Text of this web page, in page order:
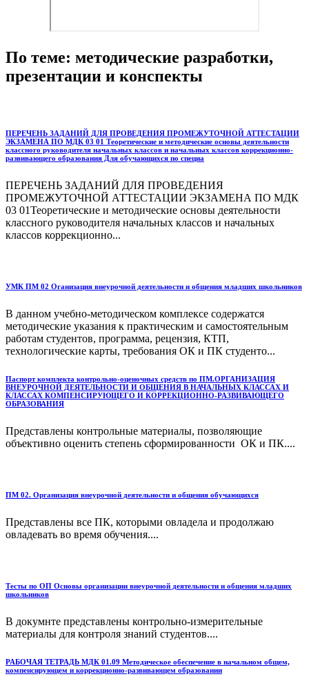
По теме: методические разработки,
презентации и конспекты
ПЕРЕЧЕНЬ ЗАДАНИЙ ДЛЯ ПРОВЕДЕНИЯ ПРОМЕЖУТОЧНОЙ АТТЕСТАЦИИ
ЭКЗАМЕНА ПО МДК 03 01 Теоретические и методические основы деятельности
классного руководителя начальных классов и начальных классов коррекционно-
развивающего образования Для обучающихся по специа
ПЕРЕЧЕНЬ ЗАДАНИЙ ДЛЯ ПРОВЕДЕНИЯ
ПРОМЕЖУТОЧНОЙ АТТЕСТАЦИИ ЭКЗАМЕНА ПО МДК
03 01Теоретические и методические основы деятельности
классного руководителя начальных классов и начальных
классов коррекционно...
УМК ПМ 02 Оганизация внеурочной деятельности и общения младших школьников
В данном учебно-методическом комплексе содержатся
методические указания к практическим и самостоятельным
работам студентов, программа, рецензия, КТП,
технологические карты, требования ОК и ПК студенто...
Паспорт комплекта контрольно-оценочных средств по ПМ.ОРГАНИЗАЦИЯ
ВНЕУРОЧНОЙ ДЕЯТЕЛЬНОСТИ И ОБЩЕНИЯ В НАЧАЛЬНЫХ КЛАССАХ И
КЛАССАХ КОМПЕНСИРУЮЩЕГО И КОРРЕКЦИОННО-РАЗВИВАЮЩЕГО
ОБРАЗОВАНИЯ
Представлены контрольные материалы, позволяющие
объективно оценить степень сформированности ОК и ПК....
ПМ 02. Организация внеурочной деятельности и общения обучающихся
Представлены все ПК, которыми овладела и продолжаю
овладевать во время обучения....
Тесты по ОП Основы организации внеурочной деятельности и общения младших
школьников
В докумнте представлены контрольно-измерительные
материалы для контроля знаний студентов....
РАБОЧАЯ ТЕТРАДЬ МДК 01.09 Методическое обеспечение в начальном общем,
компенсирующем и коррекционно-развивающем образовании